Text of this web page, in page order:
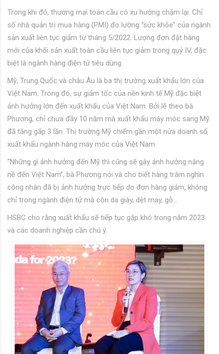
Trong khi đó, thương mại toàn cầu có xu hướng chậm lại. Chỉ
số nhà quản trị mua hàng (PMI) đo lường “sức khỏe” của ngành
sản xuất liên tục giảm từ tháng 5/2022. Lượng đơn đặt hàng
mới của khối sản xuất toàn cầu liên tục giảm trong quý IV, đặc
biệt là ngành hàng điện tử tiêu dùng.
Mỹ, Trung Quốc và châu Âu là ba thị trường xuất khẩu lớn của
Việt Nam. Trong đó, sự giảm tốc của nền kinh tế Mỹ đặc biệt
ảnh hưởng lớn đến xuất khẩu của Việt Nam. Bởi lẽ theo bà
Phương, chỉ chưa đầy 10 năm mà xuất khẩu máy móc sang Mỹ
đã tăng gấp 3 lần. Thị trường Mỹ chiếm gần một nửa doanh số
xuất khẩu ngành hàng máy móc của Việt Nam.
“Những gì ảnh hưởng đến Mỹ thì cũng sẽ gây ảnh hưởng nặng
nề đến Việt Nam”, bà Phương nói và cho biết hàng trăm nghìn
công nhân đã bị ảnh hưởng trực tiếp do đơn hàng giảm, không
chỉ trong ngành điện tử mà còn da giày, dệt may, gỗ…
HSBC cho rằng xuất khẩu sẽ tiếp tục gặp khó trong năm 2023
và các doanh nghiệp cần chú ý.